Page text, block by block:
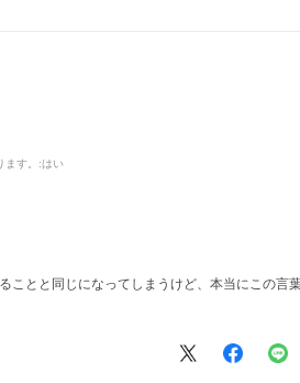
す。 :はい
とと同じになってしまうけど、本当にこの言